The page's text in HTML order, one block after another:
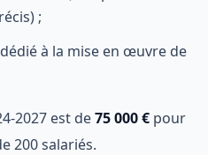
;
dédié à la mise en œuvre de
2027 est de75 000 € pour
200 salariés.